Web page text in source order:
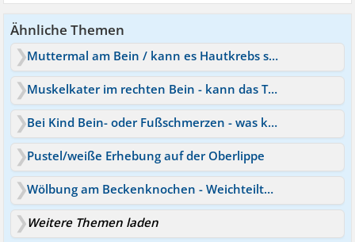
Ähnliche Themen
Muttermal am Bein / kann es Hautkrebs sein?
Muskelkater im rechten Bein - kann das Thrombose sein?
Bei Kind Bein- oder Fußschmerzen - was kann das sein?
Pustel/weiße Erhebung auf der Oberlippe
Wölbung am Beckenknochen - Weichteiltumor?
Weitere Themen laden